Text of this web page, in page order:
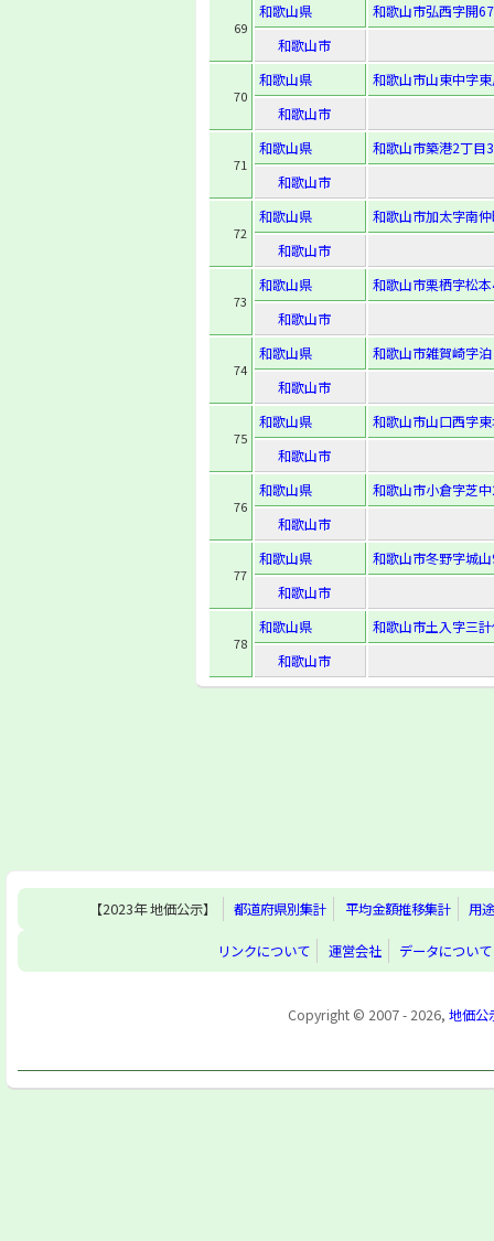
69
和歌山県
和歌山市弘西字開
和歌山市
70
和歌山県
和歌山市山東中字
和歌山市
71
和歌山県
和歌山市築港2丁目
和歌山市
72
和歌山県
和歌山市加太字南
和歌山市
73
和歌山県
和歌山市栗栖字松
和歌山市
74
和歌山県
和歌山市雑賀崎字
和歌山市
75
和歌山県
和歌山市山口西字
和歌山市
76
和歌山県
和歌山市小倉字芝
和歌山市
77
和歌山県
和歌山市冬野字城
和歌山市
78
和歌山県
和歌山市土入字三
和歌山市
【2023年 地価公示】 都道府県別集計 平均金額推移集計 用
リンクについて 運営会社 データについて
Copyright © 2007 - 2026, 地価公